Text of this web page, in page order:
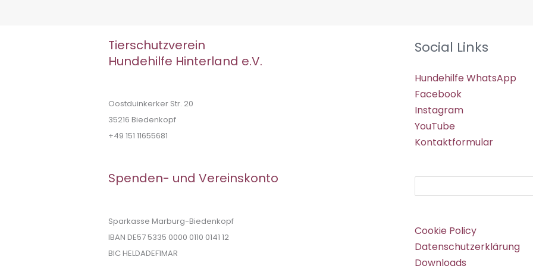
Tierschutzverein
Hundehilfe Hinterland e.V.
Oostduinkerker Str. 20
35216 Biedenkopf
+49 151 11655681
Spenden- und Vereinskonto
Sparkasse Marburg-Biedenkopf
IBAN DE57 5335 0000 0110 0141 12
BIC HELDADEF1MAR
Social Links
Hundehilfe WhatsApp
Facebook
Instagram
YouTube
Kontaktformular
Cookie Policy
Datenschutzerklärung
Downloads